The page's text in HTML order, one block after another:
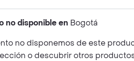
no disponible en Bogotá
no disponemos de este
o descubrir otros